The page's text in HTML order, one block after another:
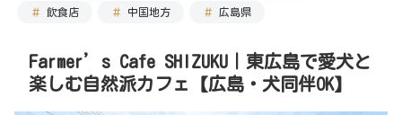
飲食店 中国地方 広島県
Farmer’s Cafe SHIZUKU｜東広島で愛犬と
楽しむ自然派カフェ【広島・犬同伴OK】